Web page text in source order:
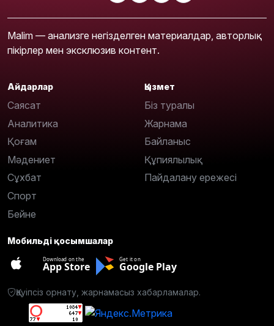
Malim — анализге негізделген материалдар, авторлық
пікірлер мен эксклюзив контент.
Айдарлар
Саясат
Аналитика
Қоғам
Мәдениет
Сұхбат
Спорт
Бейне
Қызмет
Біз туралы
Жарнама
Байланыс
Құпиялылық
Пайдалану ережесі
Мобильді қосымшалар
Download on the
App Store
Get it on
Google Play
Қауіпсіз орнату, жарнамасыз хабарламалар.